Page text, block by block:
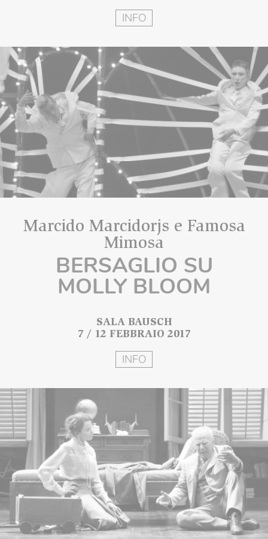
INFO
Marcido Marcidorjs e Famosa
Mimosa
BERSAGLIO SU
MOLLY BLOOM
SALA BAUSCH
7 / 12 FEBBRAIO 2017
INFO